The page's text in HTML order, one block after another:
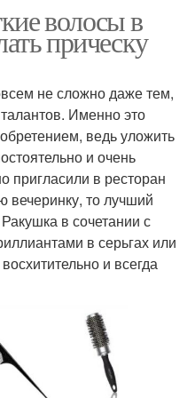
волосы в
прическу
не сложно даже тем,
Именно это
ведь уложить
и очень
пригласили в ресторан
вечеринку, то лучший
в сочетании с
в серьгах или
и всегда